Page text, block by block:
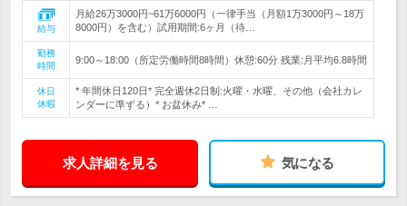
給与
月給26万3000円~61万6000円（一律手当（月額1万3000円～18万
8000円）を含む）試用期間:6ヶ月（待…
勤務
時間
9:00～18:00（所定労働時間8時間）休憩:60分 残業:月平均6.8時間
休日
休暇
* 年間休日120日* 完全週休2日制:火曜・水曜、その他（会社カレ
ンダーに準ずる）* お盆休み* …
求人詳細を見る 気になる